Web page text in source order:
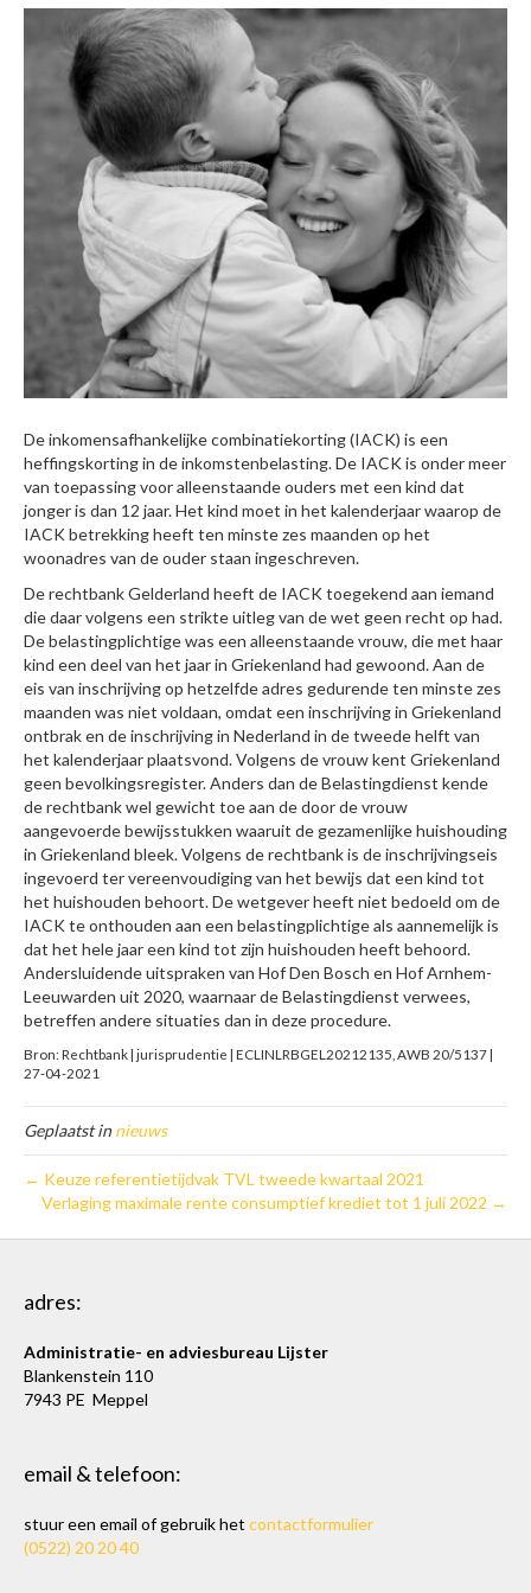
De inkomensafhankelijke combinatiekorting (IACK) is een
heffingskorting in de inkomstenbelasting. De IACK is onder meer
van toepassing voor alleenstaande ouders met een kind dat
jonger is dan 12 jaar. Het kind moet in het kalenderjaar waarop de
IACK betrekking heeft ten minste zes maanden op het
woonadres van de ouder staan ingeschreven.
De rechtbank Gelderland heeft de IACK toegekend aan iemand
die daar volgens een strikte uitleg van de wet geen recht op had.
De belastingplichtige was een alleenstaande vrouw, die met haar
kind een deel van het jaar in Griekenland had gewoond. Aan de
eis van inschrijving op hetzelfde adres gedurende ten minste zes
maanden was niet voldaan, omdat een inschrijving in Griekenland
ontbrak en de inschrijving in Nederland in de tweede helft van
het kalenderjaar plaatsvond. Volgens de vrouw kent Griekenland
geen bevolkingsregister. Anders dan de Belastingdienst kende
de rechtbank wel gewicht toe aan de door de vrouw
aangevoerde bewijsstukken waaruit de gezamenlijke huishouding
in Griekenland bleek. Volgens de rechtbank is de inschrijvingseis
ingevoerd ter vereenvoudiging van het bewijs dat een kind tot
het huishouden behoort. De wetgever heeft niet bedoeld om de
IACK te onthouden aan een belastingplichtige als aannemelijk is
dat het hele jaar een kind tot zijn huishouden heeft behoord.
Andersluidende uitspraken van Hof Den Bosch en Hof Arnhem-
Leeuwarden uit 2020, waarnaar de Belastingdienst verwees,
betreffen andere situaties dan in deze procedure.
Bron: Rechtbank | jurisprudentie | ECLINLRBGEL20212135, AWB 20/5137 |
27-04-2021
Geplaatst innieuws
← Keuze referentietijdvak TVL tweede kwartaal 2021
Verlaging maximale rente consumptief krediet tot 1 juli 2022 →
adres:
Administratie- en adviesbureau Lijster
Blankenstein 110
7943 PE Meppel
email & telefoon:
stuur een email of gebruik het contactformulier
(0522) 20 20 40